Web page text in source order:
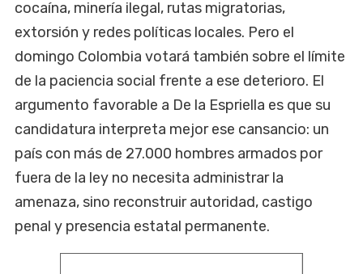
cocaína, minería ilegal, rutas migratorias,
extorsión y redes políticas locales. Pero el
domingo Colombia votará también sobre el límite
de la paciencia social frente a ese deterioro. El
argumento favorable a De la Espriella es que su
candidatura interpreta mejor ese cansancio: un
país con más de 27.000 hombres armados por
fuera de la ley no necesita administrar la
amenaza, sino reconstruir autoridad, castigo
penal y presencia estatal permanente.